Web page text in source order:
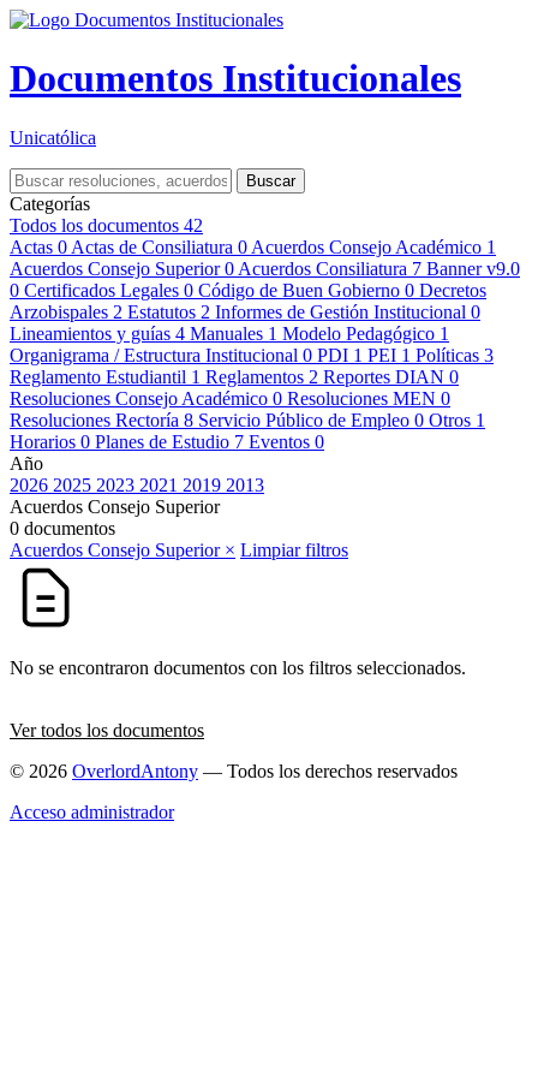
Documentos Institucionales
Unicatólica
Buscar
Categorías
Todos los documentos 42
Actas 0 Actas de Consiliatura 0 Acuerdos Consejo Académico 1
Acuerdos Consejo Superior0 Acuerdos Consiliatura 7 Banner v9.0
0 Certificados Legales 0 Código de Buen Gobierno 0 Decretos
Arzobispales 2 Estatutos 2 Informes de Gestión Institucional 0
Lineamientos y guías 4 Manuales 1 Modelo Pedagógico 1
Organigrama / Estructura Institucional 0 PDI 1 PEI 1 Políticas 3
Reglamento Estudiantil 1 Reglamentos 2 Reportes DIAN 0
Resoluciones Consejo Académico 0 Resoluciones MEN 0
Resoluciones Rectoría 8 Servicio Público de Empleo 0 Otros 1
Horarios 0 Planes de Estudio 7 Eventos 0
Año
2026 2025 2023 2021 2019 2013
Acuerdos Consejo Superior
0 documentos
Acuerdos Consejo Superior × Limpiar filtros
No se encontraron documentos con los filtros seleccionados.
Ver todos los documentos
© 2026 OverlordAntony — Todos los derechos reservados
Acceso administrador